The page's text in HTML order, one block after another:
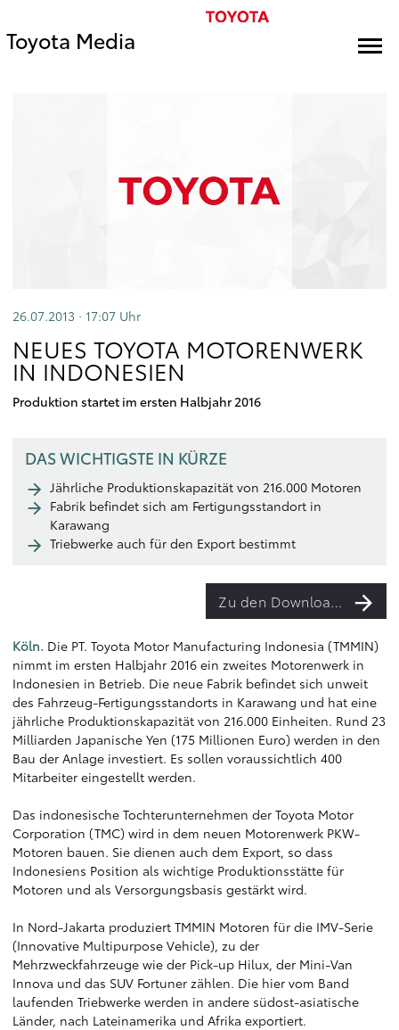
Toyota Media
26.07.2013 · 17:07 Uhr
NEUES TOYOTA MOTORENWERK
IN INDONESIEN
Produktion startet im ersten Halbjahr 2016
DAS WICHTIGSTE IN KÜRZE
Jährliche Produktionskapazität von 216.000 Motoren
Fabrik befindet sich am Fertigungsstandort in
Karawang
Triebwerke auch für den Export bestimmt
Zu den Downloads
Köln. Die PT. Toyota Motor Manufacturing Indonesia (TMMIN)
nimmt im ersten Halbjahr 2016 ein zweites Motorenwerk in
Indonesien in Betrieb. Die neue Fabrik befindet sich unweit
des Fahrzeug-Fertigungsstandorts in Karawang und hat eine
jährliche Produktionskapazität von 216.000 Einheiten. Rund 23
Milliarden Japanische Yen (175 Millionen Euro) werden in den
Bau der Anlage investiert. Es sollen voraussichtlich 400
Mitarbeiter eingestellt werden.
Das indonesische Tochterunternehmen der Toyota Motor
Corporation (TMC) wird in dem neuen Motorenwerk PKW-
Motoren bauen. Sie dienen auch dem Export, so dass
Indonesiens Position als wichtige Produktionsstätte für
Motoren und als Versorgungsbasis gestärkt wird.
In Nord-Jakarta produziert TMMIN Motoren für die IMV-Serie
(Innovative Multipurpose Vehicle), zu der
Mehrzweckfahrzeuge wie der Pick-up Hilux, der Mini-Van
Innova und das SUV Fortuner zählen. Die hier vom Band
laufenden Triebwerke werden in andere südost-asiatische
Länder, nach Lateinamerika und Afrika exportiert.